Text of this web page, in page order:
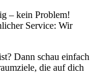
– kein Problem!
Service: Wir
Dann schau einfach
die auf dich